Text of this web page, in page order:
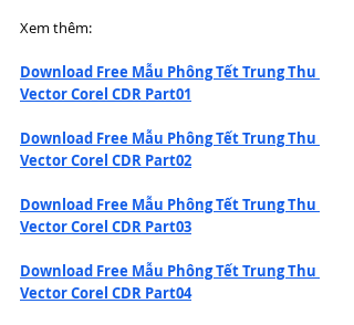
Xem thêm:
Download Free Mẫu Phông Tết Trung Thu
Vector Corel CDR Part01
Download Free Mẫu Phông Tết Trung Thu
Vector Corel CDR Part02
Download Free Mẫu Phông Tết Trung Thu
Vector Corel CDR Part03
Download Free Mẫu Phông Tết Trung Thu
Vector Corel CDR Part04